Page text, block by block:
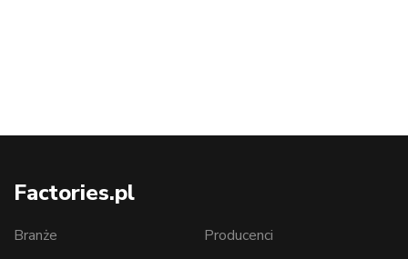
Factories.pl
Branże
Producenci